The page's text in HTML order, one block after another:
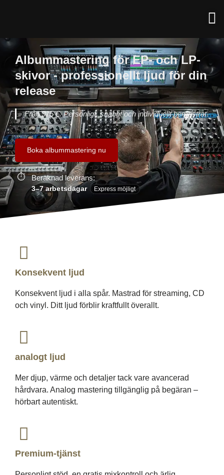
Albummastering för EP- och LP-
skivor - professionellt ljud för din
release
Från 315 €. Personligt, snabbt och individuellt bemästrat.
Boka albummastering nu
Beräknad leverans:
3–7 arbetsdagar Express möjligt
Konsekvent ljud
Konsekvent ljud i alla spår. Mastrad för streaming, CD
och vinyl. Ditt ljud förblir kraftfullt överallt.
analogt ljud
Mer djup, värme och detaljer tack vare avancerad
hårdvara. Analog mastering tillgänglig på begäran –
hörbart autentiskt.
Premium-tjänst